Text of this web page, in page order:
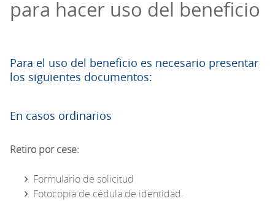
para hacer uso del beneficio
Para el uso del beneficio es necesario presentar
los siguientes documentos:
En casos ordinarios
Retiro por cese:
Formulario de solicitud
Fotocopia de cédula de identidad.